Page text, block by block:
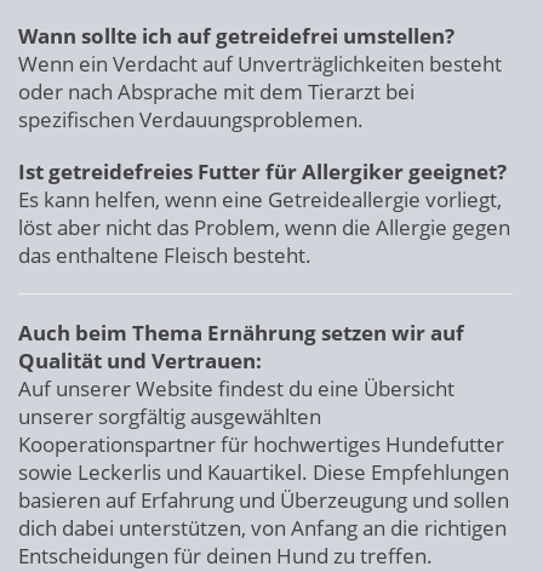
Wann sollte ich auf getreidefrei umstellen?
Wenn ein Verdacht auf Unverträglichkeiten besteht
oder nach Absprache mit dem Tierarzt bei
spezifischen Verdauungsproblemen.
Ist getreidefreies Futter für Allergiker geeignet?
Es kann helfen, wenn eine Getreideallergie vorliegt,
löst aber nicht das Problem, wenn die Allergie gegen
das enthaltene Fleisch besteht.
Auch beim Thema Ernährung setzen wir auf
Qualität und Vertrauen:
Auf unserer Website findest du eine Übersicht
unserer sorgfältig ausgewählten
Kooperationspartner für hochwertiges Hundefutter
sowie Leckerlis und Kauartikel. Diese Empfehlungen
basieren auf Erfahrung und Überzeugung und sollen
dich dabei unterstützen, von Anfang an die richtigen
Entscheidungen für deinen Hund zu treffen.